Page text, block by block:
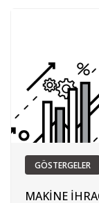
GÖSTERGELER
MAKİNE